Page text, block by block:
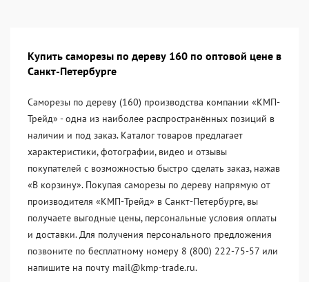
Купить саморезы по дереву 160 по оптовой цене в
Санкт-Петербурге
Саморезы по дереву (160) производства компании «KМП-
Трейд» - одна из наиболее распространённых позиций в
наличии и под заказ. Каталог товаров предлагает
характеристики, фотографии, видео и отзывы
покупателей с возможностью быстро сделать заказ, нажав
«В корзину». Покупая саморезы по дереву напрямую от
производителя «KМП-Трейд» в Санкт-Петербурге, вы
получаете выгодные цены, персональные условия оплаты
и доставки. Для получения персонального предложения
позвоните по бесплатному номеру 8 (800) 222-75-57 или
напишите на почту mail@kmp-trade.ru.